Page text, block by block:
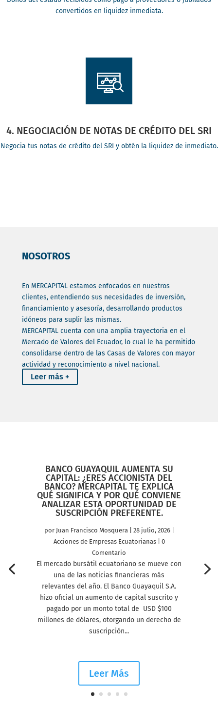
convertidos en liquidez inmediata.
4. NEGOCIACIÓN DE NOTAS DE CRÉDITO DEL SRI
Negocia tus notas de crédito del SRI y obtén la liquidez de inmediato.
NOSOTROS
En MERCAPITAL estamos enfocados en nuestros
clientes, entendiendo sus necesidades de inversión,
financiamiento y asesoría, desarrollando productos
idóneos para suplir las mismas.
MERCAPITAL cuenta con una amplia trayectoria en el
Mercado de Valores del Ecuador, lo cual le ha permitido
consolidarse dentro de las Casas de Valores con mayor
actividad y reconocimiento a nivel nacional.
Leer más +
BANCO GUAYAQUIL AUMENTA SU
CAPITAL: ¿ERES ACCIONISTA DEL
BANCO? MERCAPITAL TE EXPLICA
QUÉ SIGNIFICA Y POR QUÉ CONVIENE
ANALIZAR ESTA OPORTUNIDAD DE
SUSCRIPCIÓN PREFERENTE.
por Juan Francisco Mosquera| 28 julio, 2026|
Acciones de Empresas Ecuatorianas| 0
Comentario
El mercado bursátil ecuatoriano se mueve con
una de las noticias financieras más
relevantes del año. El Banco Guayaquil S.A.
hizo oficial un aumento de capital suscrito y
pagado por un monto total de USD $100
millones de dólares, otorgando un derecho de
suscripción...
Leer Más